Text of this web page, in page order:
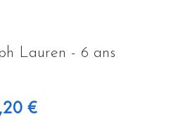
Lauren - 6 ans
€Prix promotionnel